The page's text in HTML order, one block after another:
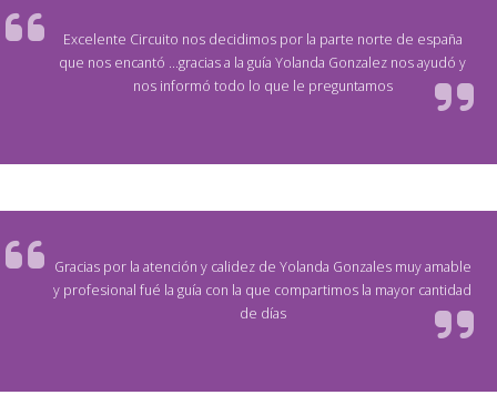
Excelente Circuito nos decidimos por la parte norte de españa
que nos encantó ...gracias a la guía Yolanda Gonzalez nos ayudó y
nos informó todo lo que le preguntamos
Gracias por la atención y calidez de Yolanda Gonzales muy amable
y profesional fué la guía con la que compartimos la mayor cantidad
de días